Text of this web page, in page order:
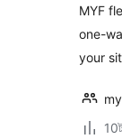
MYF
one-
your